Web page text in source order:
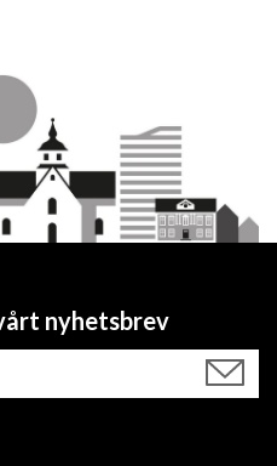
nyhetsbrev